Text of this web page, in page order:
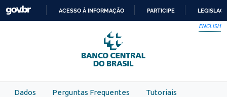
Skip to main content
PARA
O
CONTEÚDO
ACESSO À INFORMAÇÃO PARTICIPE
ENGLISH
Dados Perguntas Frequentes Tutoriais